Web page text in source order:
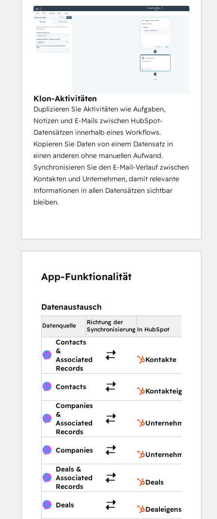
Klon-Aktivitäten
Duplizieren Sie Aktivitäten wie Aufgaben,
Notizen und E-Mails zwischen HubSpot-
Datensätzen innerhalb eines Workflows.
Kopieren Sie Daten von einem Datensatz in
einen anderen ohne manuellen Aufwand.
Synchronisieren Sie den E-Mail-Verlauf zwischen
Kontakten und Unternehmen, damit relevante
Informationen in allen Datensätzen sichtbar
bleiben.
App-Funktionalität
Datenaustausch
Datenquelle
Richtung der
Synchronisierung In HubSpot
Contacts
&
Associated
Records
Kontakte
Contacts
Companies
&
Associated
Records
Unternehmen
Companies
Deals &
Associated
Records
Deals
Deals
Dealeigenschaften